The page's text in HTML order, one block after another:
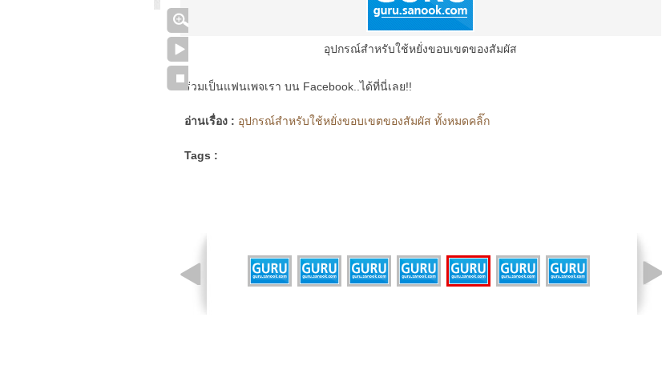
อุปกรณ์สำหรับใช้หยั่งขอบเขตของสัมผัส
ร่วมเป็นแฟนเพจเรา บน Facebook..ได้ที่นี่เลย!!
อ่านเรื่อง : อุปกรณ์สำหรับใช้หยั่งขอบเขตของสัมผัส ทั้งหมดคลิ๊ก
Tags :